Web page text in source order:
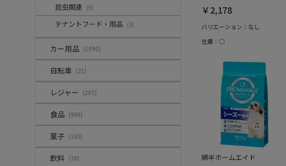
昆虫関連 (9)
テナントフード・用品 (3)
カー用品 (1090)
自転車 (21)
レジャー (205)
食品 (966)
菓子 (180)
飲料 (78)
￥2,178
バリエーション：なし
在庫：○
綿半ホームエイド